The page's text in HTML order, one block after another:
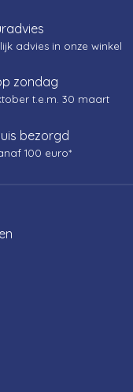
advies in onze winkel
zondag
t.e.m. 30 maart
bezorgd
100 euro*